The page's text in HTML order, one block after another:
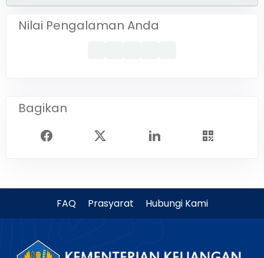
Nilai Pengalaman Anda
Bagikan
FAQ Prasyarat Hubungi Kami